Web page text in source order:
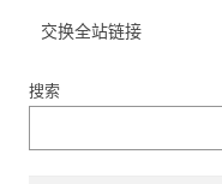
交换全站链接
搜索